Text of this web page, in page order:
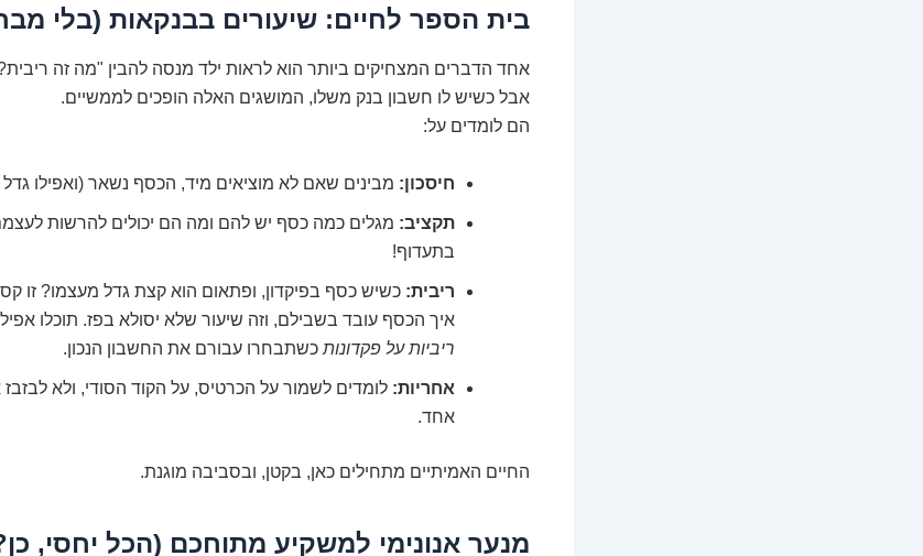
בית הספר לחיים: שיעורים בבנקאות (בלי
אחד הדברים המצחיקים ביותר הוא לראות ילד מנסה להבין "מה זה
אבל כשיש לו חשבון בנק משלו, המושגים האלה הופכים לממשיים.
הם לומדים על:
חיסכון: מבינים שאם לא מוציאים מיד, הכסף נשאר (ואפילו
תקציב: מגלים כמה כסף יש להם ומה הם יכולים להרשות
בתעדוף!
ריבית: כשיש כסף בפיקדון, ופתאום הוא קצת גדל מעצמו? זו
איך הכסף עובד בשבילם, וזה שיעור שלא יסולא בפז. תוכלו
ריביות על פקדונות כשתבחרו עבורם את החשבון הנכון.
אחריות: לומדים לשמור על הכרטיס, על הקוד הסודי, ולא
אחד.
החיים האמיתיים מתחילים כאן, בקטן, ובסביבה מוגנת.
מנער אנונימי למשקיע מתוחכם (הכל יחסי,